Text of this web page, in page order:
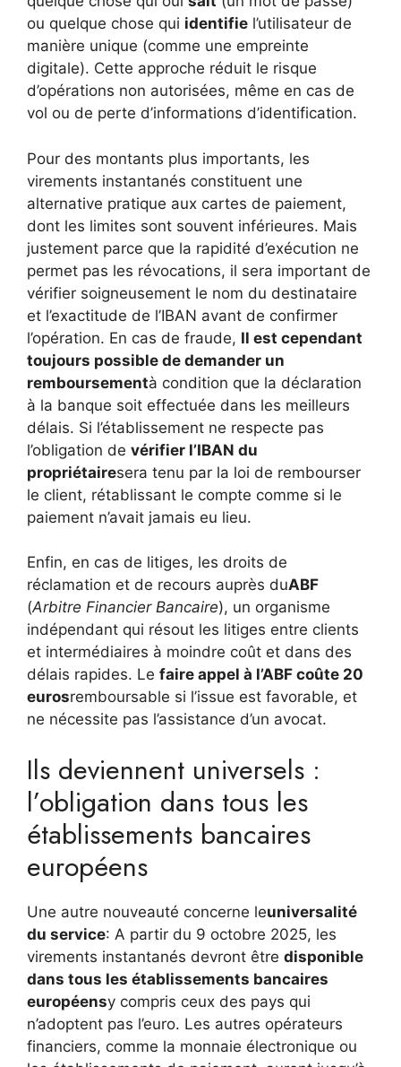
ou quelque chose qui identifie l’utilisateur de
manière unique (comme une empreinte
digitale). Cette approche réduit le risque
d’opérations non autorisées, même en cas de
vol ou de perte d’informations d’identification.
Pour des montants plus importants, les
virements instantanés constituent une
alternative pratique aux cartes de paiement,
dont les limites sont souvent inférieures. Mais
justement parce que la rapidité d’exécution ne
permet pas les révocations, il sera important de
vérifier soigneusement le nom du destinataire
et l’exactitude de l’IBAN avant de confirmer
l’opération. En cas de fraude, Il est cependant
toujours possible de demander un
remboursementà condition que la déclaration
à la banque soit effectuée dans les meilleurs
délais. Si l’établissement ne respecte pas
l’obligation de vérifier l’IBAN du
propriétairesera tenu par la loi de rembourser
le client, rétablissant le compte comme si le
paiement n’avait jamais eu lieu.
Enfin, en cas de litiges, les droits de
réclamation et de recours auprès duABF
(Arbitre Financier Bancaire), un organisme
indépendant qui résout les litiges entre clients
et intermédiaires à moindre coût et dans des
délais rapides. Le faire appel à l’ABF coûte 20
eurosremboursable si l’issue est favorable, et
ne nécessite pas l’assistance d’un avocat.
Ils deviennent universels :
l’obligation dans tous les
établissements bancaires
européens
Une autre nouveauté concerne leuniversalité
du service: A partir du 9 octobre 2025, les
virements instantanés devront être disponible
dans tous les établissements bancaires
européensy compris ceux des pays qui
n’adoptent pas l’euro. Les autres opérateurs
financiers, comme la monnaie électronique ou